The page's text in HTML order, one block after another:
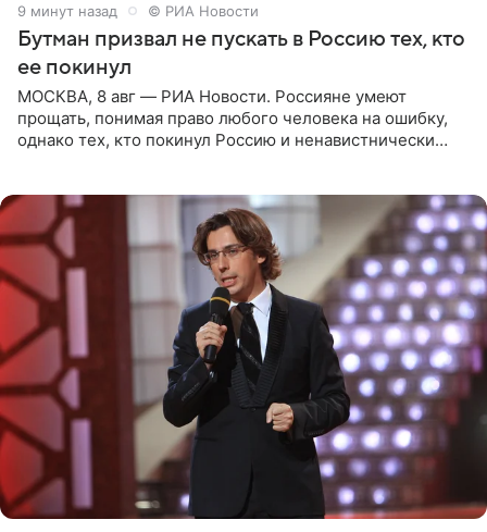
9 минут назад © РИА Новости
Бутман призвал не пускать в Россию тех, кто
ее покинул
МОСКВА, 8 авг — РИА Новости. Россияне умеют
прощать, понимая право любого человека на ошибку,
однако тех, кто покинул Россию и ненавистнически